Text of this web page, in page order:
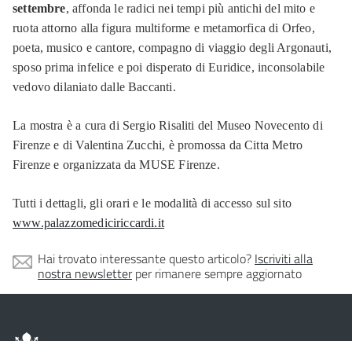
settembre, affonda le radici nei tempi più antichi del mito e
ruota attorno alla figura multiforme e metamorfica di Orfeo,
poeta, musico e cantore, compagno di viaggio degli Argonauti,
sposo prima infelice e poi disperato di Euridice, inconsolabile
vedovo dilaniato dalle Baccanti.
La mostra è a cura di Sergio Risaliti del Museo Novecento di
Firenze e di Valentina Zucchi, è promossa da Citta Metro
Firenze e organizzata da MUSE Firenze.
Tutti i dettagli, gli orari e le modalità di accesso sul sito
www.palazzomediciriccardi.it
Hai trovato interessante questo articolo? Iscriviti alla
nostra newsletterper rimanere sempre aggiornato